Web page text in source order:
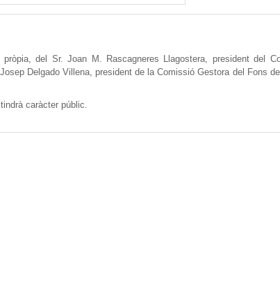
del Sr. Joan M. Rascagneres Llagostera, president del
Delgado Villena, president de la Comissió Gestora del Fons
caràcter públic.